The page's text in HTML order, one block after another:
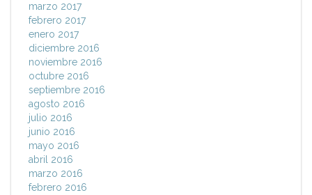
marzo 2017
febrero 2017
enero 2017
diciembre 2016
noviembre 2016
octubre 2016
septiembre 2016
agosto 2016
julio 2016
junio 2016
mayo 2016
abril 2016
marzo 2016
febrero 2016